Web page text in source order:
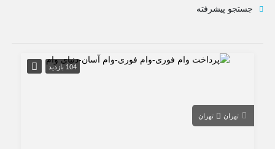
جستجو پیشرفته
104 بازدید
تهران تهران